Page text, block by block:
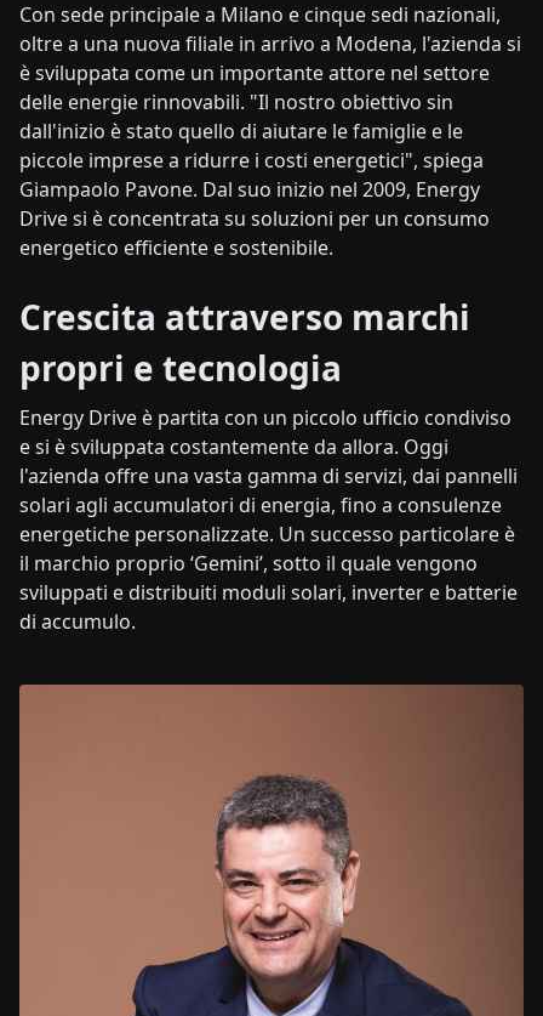
Con sede principale a Milano e cinque sedi nazionali,
oltre a una nuova filiale in arrivo a Modena, l'azienda si
è sviluppata come un importante attore nel settore
delle energie rinnovabili. "Il nostro obiettivo sin
dall'inizio è stato quello di aiutare le famiglie e le
piccole imprese a ridurre i costi energetici", spiega
Giampaolo Pavone. Dal suo inizio nel 2009, Energy
Drive si è concentrata su soluzioni per un consumo
energetico efficiente e sostenibile.
Crescita attraverso marchi
propri e tecnologia
Energy Drive è partita con un piccolo ufficio condiviso
e si è sviluppata costantemente da allora. Oggi
l'azienda offre una vasta gamma di servizi, dai pannelli
solari agli accumulatori di energia, fino a consulenze
energetiche personalizzate. Un successo particolare è
il marchio proprio ‘Gemini’, sotto il quale vengono
sviluppati e distribuiti moduli solari, inverter e batterie
di accumulo.